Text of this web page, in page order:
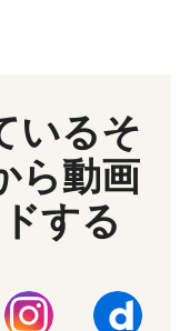
いるそ
ら動画
する